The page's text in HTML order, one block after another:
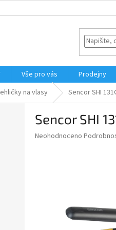
Vše pro vás Prodejny
na vlasy Sencor SHI
Sencor SHI
Průměrné
Neohodnoceno